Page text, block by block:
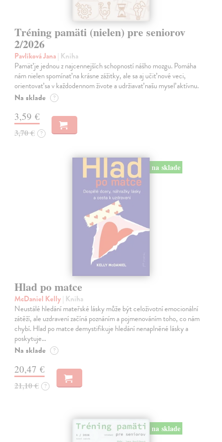
Tréning pamäti (nielen) pre seniorov
2/2026
Pavlíková Jana| Kniha
Pamäť je jednou z najcennejších schopností nášho mozgu. Pomáha
nám nielen spomínať na krásne zážitky, ale sa aj učiť nové veci,
orientovať sa v každodennom živote a udržiavať našu myseľ aktívnu.
Na sklade ?
3,59 €
3,70 € ?
na sklade
Hlad po matce
McDaniel Kelly| Kniha
Neustálé hledání mateřské lásky může být celoživotní emocionální
zátěží, ale uzdravení začíná poznáním a pojmenováním toho, co nám
chybí. Hlad po matce demystifikuje hledání nenaplněné lásky a
poskytuje…
Na sklade ?
20,47 €
21,10 € ?
na sklade